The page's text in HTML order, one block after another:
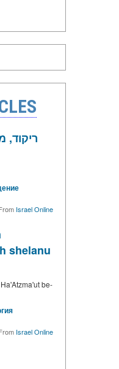
ריקוד,
Israel Online
shelanu
be-
Israel Online